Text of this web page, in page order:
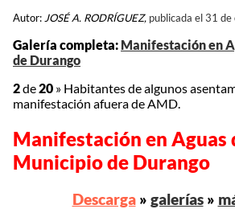
Autor: JOSÉ A. RODRÍGUEZ, publicada el 31
Galería completa: Manifestación en
de Durango
2de20 » Habitantes de algunos
manifestación afuera de AMD.
Manifestación en Aguas
Municipio de Durango
Descarga» galerías»